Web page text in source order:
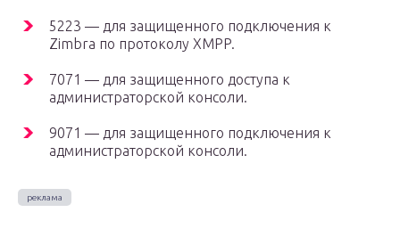
5223 — для защищенного подключения к
Zimbra по протоколу XMPP.
7071 — для защищенного доступа к
администраторской консоли.
9071 — для защищенного подключения к
администраторской консоли.